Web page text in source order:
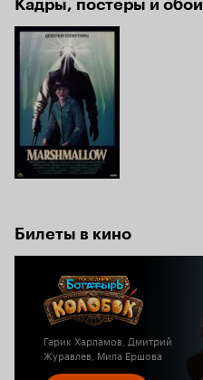
Кадры, постеры и обои
Билеты в кино
Гарик Харламов, Дмитрий
Журавлев, Мила Ершова